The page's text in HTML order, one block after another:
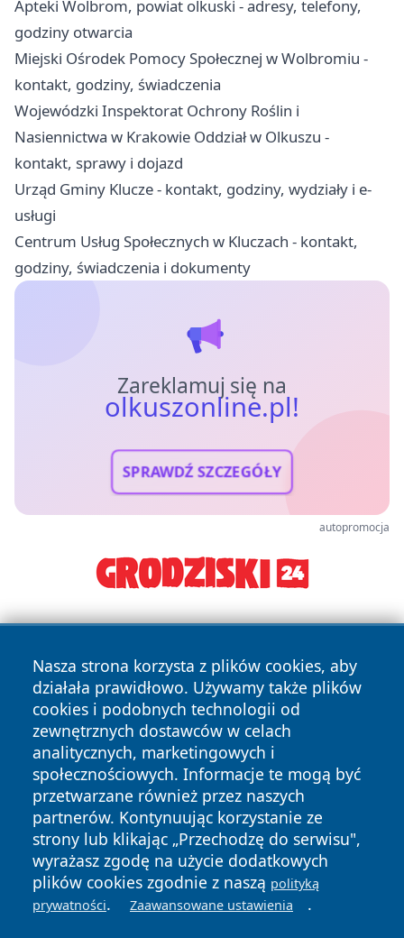
Apteki Wolbrom, powiat olkuski - adresy, telefony,
godziny otwarcia
Miejski Ośrodek Pomocy Społecznej w Wolbromiu -
kontakt, godziny, świadczenia
Wojewódzki Inspektorat Ochrony Roślin i
Nasiennictwa w Krakowie Oddział w Olkuszu -
kontakt, sprawy i dojazd
Urząd Gminy Klucze - kontakt, godziny, wydziały i e-
usługi
Centrum Usług Społecznych w Kluczach - kontakt,
godziny, świadczenia i dokumenty
Zareklamuj się na
olkuszonline.pl!
SPRAWDŹ SZCZEGÓŁY
autopromocja
Nasza strona korzysta z plików cookies, aby
działała prawidłowo. Używamy także plików
cookies i podobnych technologii od
zewnętrznych dostawców w celach
analitycznych, marketingowych i
społecznościowych. Informacje te mogą być
przetwarzane również przez naszych
partnerów. Kontynuując korzystanie ze
strony lub klikając „Przechodzę do serwisu",
wyrażasz zgodę na użycie dodatkowych
plików cookies zgodnie z naszą polityką
prywatności. Zaawansowane ustawienia .
Copyright © 2026 olkuszonline.pl Wszystkie prawa
zastrzeżone.
News Autorzy
Polityka
Prywatności
Polityka
Cookies